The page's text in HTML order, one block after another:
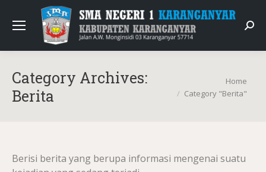
Category Archives:
Berita
Home
Category "Berita"
Berisi berita yang berupa informasi mengenai suatu